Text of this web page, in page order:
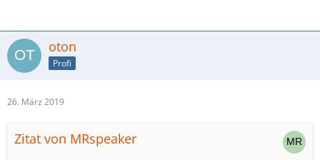
oton
Profi
26. März 2019
Zitat von MRspeaker